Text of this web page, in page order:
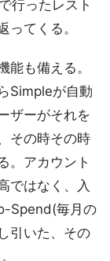
行ったレスト
ってくる。
能も備える。
Simpleが自動
ザーがそれを
その時その時
。アカウント
ではなく、入
Spend(毎月の
引いた、その